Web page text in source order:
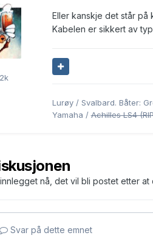
Eller kanskje det står på
Kabelen er sikkert av
Lurøy / Svalbard. Båter:
Yamaha /Achilles LS4
nå, det vil bli postet etter at
Svar på dette emnet